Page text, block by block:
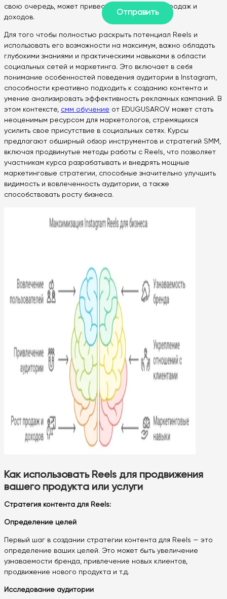
свою очередь, может привести к увеличению продаж и
доходов.
Для того чтобы полностью раскрыть потенциал Reels и
использовать его возможности на максимум, важно обладать
глубокими знаниями и практическими навыками в области
социальных сетей и маркетинга. Это включает в себя
понимание особенностей поведения аудитории в Instagram,
способности креативно подходить к созданию контента и
умение анализировать эффективность рекламных кампаний. В
этом контексте, смм обучение от EDUGUSAROV может стать
неоценимым ресурсом для маркетологов, стремящихся
усилить свое присутствие в социальных сетях. Курсы
предлагают обширный обзор инструментов и стратегий SMM,
включая продвинутые методы работы с Reels, что позволяет
участникам курса разрабатывать и внедрять мощные
маркетинговые стратегии, способные значительно улучшить
видимость и вовлеченность аудитории, а также
способствовать росту бизнеса.
Как использовать Reels для продвижения
вашего продукта или услуги
Стратегия контента для Reels:
Определение целей
Первый шаг в создании стратегии контента для Reels — это
определение ваших целей. Это может быть увеличение
узнаваемости бренда, привлечение новых клиентов,
продвижение нового продукта и т.д.
Исследование аудитории